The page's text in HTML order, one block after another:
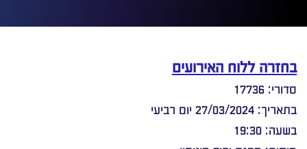
בחזרה ללוח האירועים
סדורי: 17736
בתאריך: 27/03/2024 יום רביעי
בשעה: 19:30